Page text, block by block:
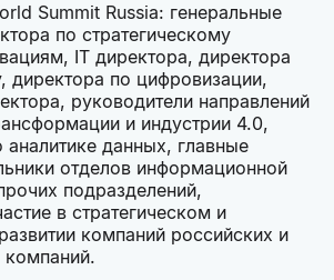
Summit Russia: генеральные
по стратегическому
IT директора, директора
директора по цифровизации,
руководители направлений
и индустрии 4.0,
аналитике данных, главные
отделов информационной
подразделений,
в стратегическом и
компаний российских и